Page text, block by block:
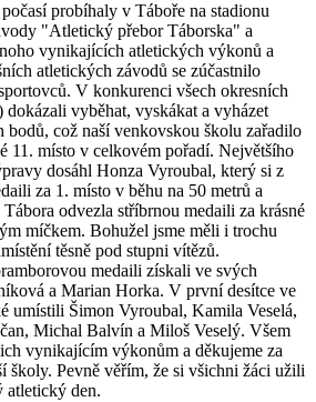
probíhaly v Táboře na stadionu
"Atletický přebor Táborska" a
vynikajících atletických výkonů a
atletických závodů se zúčastnilo
V konkurenci všech okresních
vyběhat, vyskákat a vyházet
bodů, což naší venkovskou školu zařadilo
11. místo v celkovém pořadí. Největšího
dosáhl Honza Vyroubal, který si z
za 1. místo v běhu na 50 metrů a
odvezla stříbrnou medaili za krásné
míčkem. Bohužel jsme měli i trochu
těsně pod stupni vítězů.
medaili získali ve svých
a Marian Horka. V první desítce ve
umístili Šimon Vyroubal, Kamila Veselá,
Michal Balvín a Miloš Veselý. Všem
vynikajícím výkonům a děkujeme za
školy. Pevně věřím, že si všichni žáci užili
atletický den.